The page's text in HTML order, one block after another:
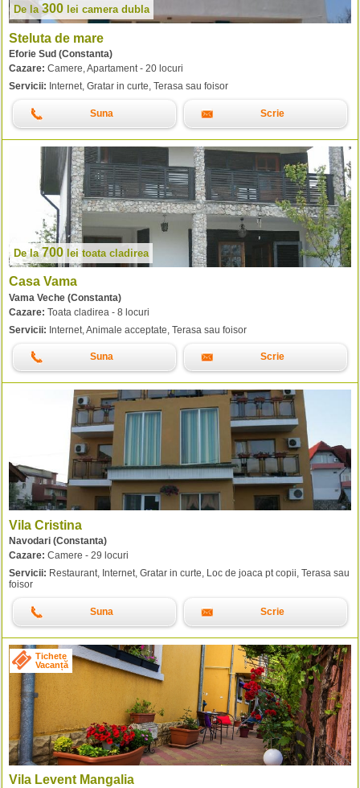
De la300 lei camera dubla
Steluta de mare
Eforie Sud (Constanta)
Cazare: Camere, Apartament - 20 locuri
Servicii: Internet, Gratar in curte, Terasa sau foisor
Suna Scrie
De la700 lei toata cladirea
Casa Vama
Vama Veche (Constanta)
Cazare: Toata cladirea - 8 locuri
Servicii: Internet, Animale acceptate, Terasa sau foisor
Suna Scrie
Vila Cristina
Navodari (Constanta)
Cazare: Camere - 29 locuri
Servicii: Restaurant, Internet, Gratar in curte, Loc de joaca pt copii, Terasa sau
foisor
Suna Scrie
Tichete
Vacanță
Vila Levent Mangalia